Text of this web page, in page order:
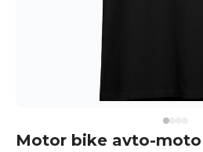
Motor bike avto-